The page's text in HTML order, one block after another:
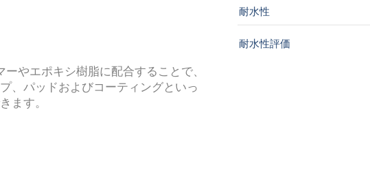
やエポキシ樹脂に配合することで、
、パッドおよびコーティングといっ
ます。
耐水性
耐水性評価